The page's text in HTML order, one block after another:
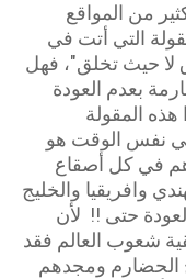
من المواقع
التي أتت في
لا حيث تخلق"، فهل
بعدم العودة
المقولة
نفس الوقت هو
في كل أصقاع
وافريقيا والخليج
حتى !! لأن
شعوب العالم فقد
الحضارم ومجدهم